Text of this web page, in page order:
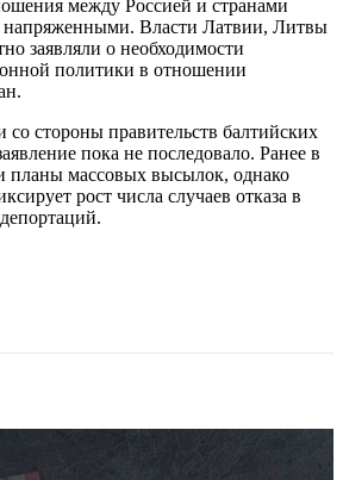
между Россией и странами
напряженными. Власти Латвии, Литвы
заявляли о необходимости
политики в отношении
стороны правительств балтийских
пока не последовало. Ранее в
планы массовых высылок, однако
рост числа случаев отказа в